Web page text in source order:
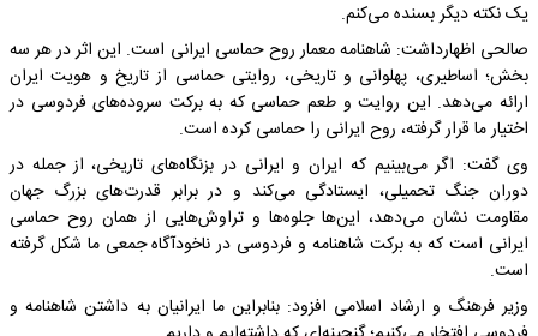
یک نکته دیگر بسنده می‌کنم.
صالحی اظهارداشت: شاهنامه معمار روح حماسی ایرانی است. این اثر در هر سه
بخش؛ اساطیری، پهلوانی و تاریخی، روایتی حماسی از تاریخ و هویت ایران
ارائه می‌دهد. این روایت و طعم حماسی که به برکت سروده‌های فردوسی در
اختیار ما قرار گرفته، روح ایرانی را حماسی کرده است.
وی گفت: اگر می‌بینیم که ایران و ایرانی در بزنگاه‌های تاریخی، از جمله در
دوران جنگ تحمیلی، ایستادگی می‌کند و در برابر قدرت‌های بزرگ جهان
مقاومت نشان می‌دهد، این‌ها جلوه‌ها و تراوش‌هایی از همان روح حماسی
ایرانی است که به برکت شاهنامه و فردوسی در ناخودآگاه جمعی ما شکل گرفته
است.
وزیر فرهنگ و ارشاد اسلامی افزود: بنابراین ما ایرانیان به داشتن شاهنامه و